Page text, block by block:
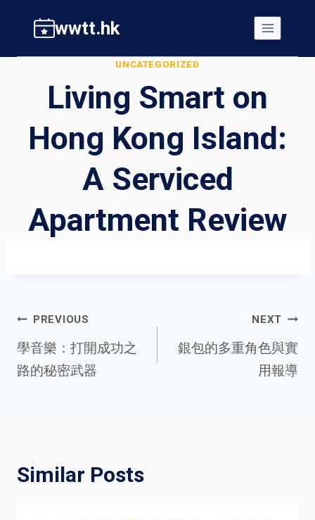
content
wwtt.hk
UNCATEGORIZED
Living Smart on
Hong Kong Island:
A Serviced
Apartment Review
Post
PREVIOUS
學音樂：打開成功之
路的秘密武器
NEXT
銀包的多重角色與實
用報導
Similar Posts